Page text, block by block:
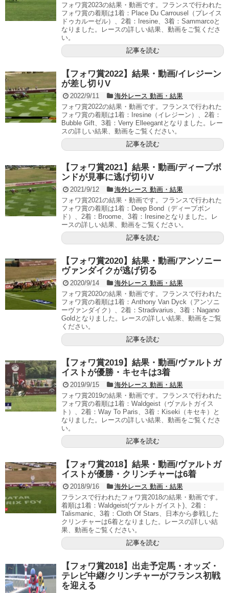
フォワ賞2023の結果・動画です。フランスで行われた
フォワ賞の着順は1着：Place Du Carrousel（プレイス
ドゥカルーゼル）、2着：Iresine、3着：Sammarcoと
なりました。レースの詳しい結果、動画をご覧くださ
い。
記事を読む
【フォワ賞2022】結果・動画/イレジーン
が差し切りV
2022/9/11
海外レース 動画・結果
フォワ賞2022の結果・動画です。フランスで行われた
フォワ賞の着順は1着：Iresine（イレジーン）、2着：
Bubble Gift、3着：Verry Elleegantとなりました。レー
スの詳しい結果、動画をご覧ください。
記事を読む
【フォワ賞2021】結果・動画/ディープボ
ンドが見事に逃げ切りV
2021/9/12
海外レース 動画・結果
フォワ賞2021の結果・動画です。フランスで行われた
フォワ賞の着順は1着：Deep Bond（ディープボン
ド）、2着：Broome、3着：Iresineとなりました。レ
ースの詳しい結果、動画をご覧ください。
記事を読む
【フォワ賞2020】結果・動画/アンソニー
ヴァンダイクが逃げ切る
2020/9/14
海外レース 動画・結果
フォワ賞2020の結果・動画です。フランスで行われた
フォワ賞の着順は1着：Anthony Van Dyck（アンソニ
ーヴァンダイク）、2着：Stradivarius、3着：Nagano
Goldとなりました。レースの詳しい結果、動画をご覧
ください。
記事を読む
【フォワ賞2019】結果・動画/ヴァルトガ
イストが優勝・キセキは3着
2019/9/15
海外レース 動画・結果
フォワ賞2019の結果・動画です。フランスで行われた
フォワ賞の着順は1着：Waldgeist（ヴァルトガイス
ト）、2着：Way To Paris、3着：Kiseki（キセキ）と
なりました。レースの詳しい結果、動画をご覧くださ
い。
記事を読む
【フォワ賞2018】結果・動画/ヴァルトガ
イストが優勝・クリンチャーは6着
2018/9/16
海外レース 動画・結果
フランスで行われたフォワ賞2018の結果・動画です。
着順は1着：Waldgeist(ヴァルトガイスト)、2着：
Talismanic、3着：Cloth Of Stars、日本から参戦した
クリンチャーは6着となりました。レースの詳しい結
果、動画をご覧ください。
記事を読む
【フォワ賞2018】出走予定馬・オッズ・
テレビ中継/クリンチャーがフランス初戦
を迎える